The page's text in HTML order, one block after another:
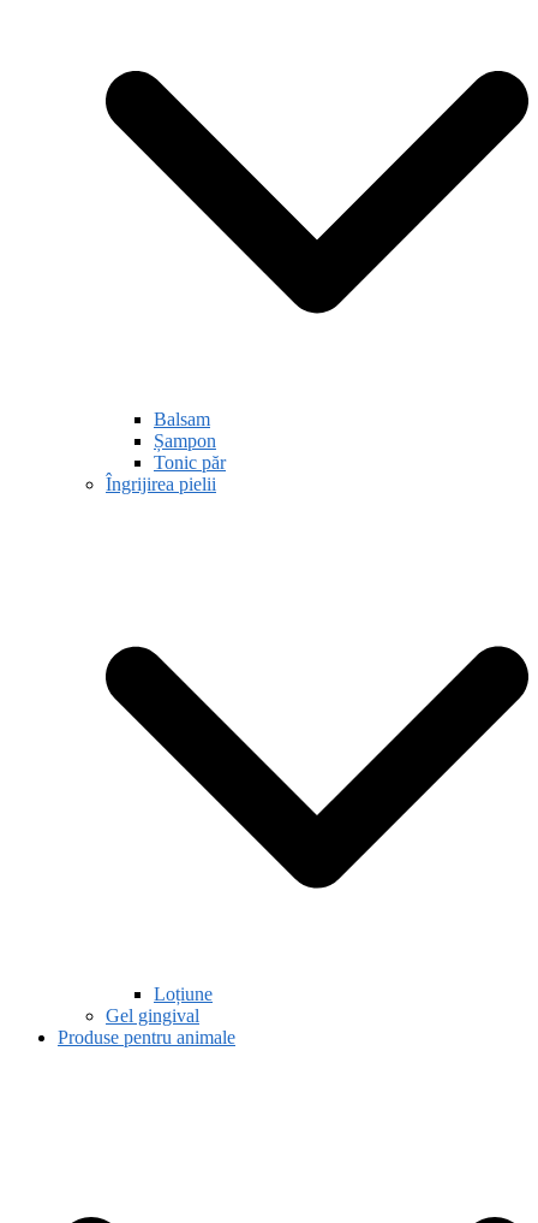
Balsam
Șampon
Tonic păr
Îngrijirea pielii
Loțiune
Gel gingival
Produse pentru animale